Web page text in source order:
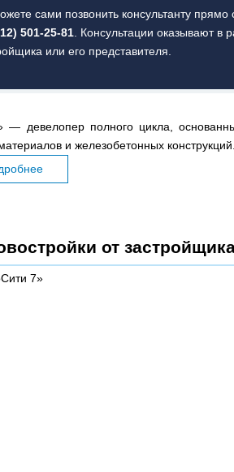
сами позвонить консультанту прямо
501-25-81. Консультации оказывают в
или его представителя.
— девелопер полного цикла,
и железобетонных
от